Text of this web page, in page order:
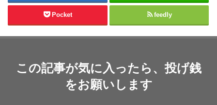
Pocket feedly
この記事が気に入ったら、投げ銭
をお願いします